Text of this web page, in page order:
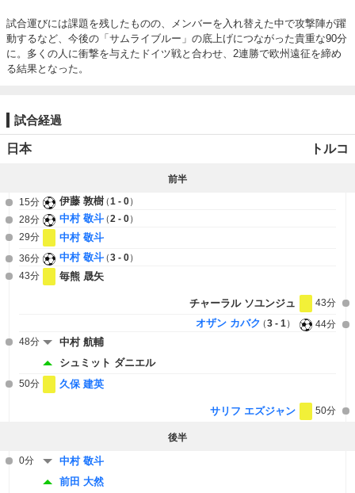
試合運びには課題を残したものの、メンバーを入れ替えた中で攻撃陣が躍
動するなど、今後の「サムライブルー」の底上げにつながった貴重な90分
に。多くの人に衝撃を与えたドイツ戦と合わせ、2連勝で欧州遠征を締め
る結果となった。
試合経過
日本 トルコ
前半
15分 伊藤 敦樹 1 - 0
28分
中村 敬斗 2 - 0
29分
中村 敬斗
36分 中村 敬斗 3 - 0
43分
毎熊 晟矢
43分
チャーラル ソユンジュ
44分
オザン カバク 3 - 1
48分
中村 航輔
シュミット ダニエル
50分 久保 建英
50分
サリフ エズジャン
後半
0分
中村 敬斗
前田 大然